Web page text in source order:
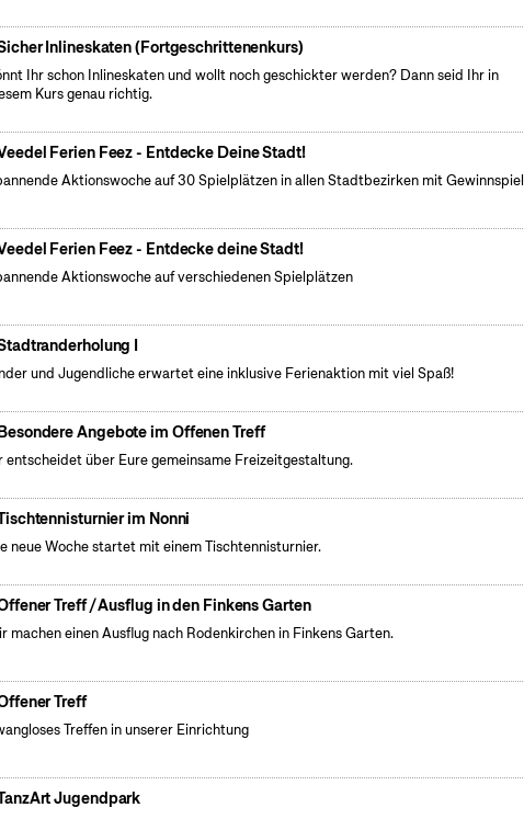
Inlineskaten (Fortgeschrittenenkurs)
Ihr schon Inlineskaten und wollt noch geschickter werden? Dann seid Ihr in
Kurs genau richtig.
Ferien Feez - Entdecke Deine Stadt!
Aktionswoche auf 30 Spielplätzen in allen Stadtbezirken mit Gewinnspiel
Ferien Feez - Entdecke deine Stadt!
Aktionswoche auf verschiedenen Spielplätzen
I
und Jugendliche erwartet eine inklusive Ferienaktion mit viel Spaß!
Angebote im Offenen Treff
entscheidet über Eure gemeinsame Freizeitgestaltung.
im Nonni
neue Woche startet mit einem Tischtennisturnier.
Treff / Ausflug in den Finkens Garten
machen einen Ausflug nach Rodenkirchen in Finkens Garten.
Treff
Treffen in unserer Einrichtung
Jugendpark